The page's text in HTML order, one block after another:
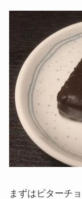
まずはビターチ